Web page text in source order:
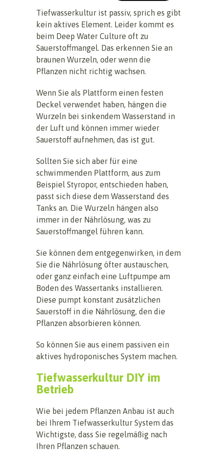
Tiefwasserkultur ist passiv, sprich es gibt
kein aktives Element. Leider kommt es
beim Deep Water Culture oft zu
Sauerstoffmangel. Das erkennen Sie an
braunen Wurzeln, oder wenn die
Pflanzen nicht richtig wachsen.
Wenn Sie als Plattform einen festen
Deckel verwendet haben, hängen die
Wurzeln bei sinkendem Wasserstand in
der Luft und können immer wieder
Sauerstoff aufnehmen, das ist gut.
Sollten Sie sich aber für eine
schwimmenden Plattform, aus zum
Beispiel Styropor, entschieden haben,
passt sich diese dem Wasserstand des
Tanks an. Die Wurzeln hängen also
immer in der Nährlösung, was zu
Sauerstoffmangel führen kann.
Sie können dem entgegenwirken, in dem
Sie die Nährlösung öfter austauschen,
oder ganz einfach eine Luftpumpe am
Boden des Wassertanks installieren.
Diese pumpt konstant zusätzlichen
Sauerstoff in die Nährlösung, den die
Pflanzen absorbieren können.
So können Sie aus einem passiven ein
aktives hydroponisches System machen.
Tiefwasserkultur DIY im
Betrieb
Wie bei jedem Pflanzen Anbau ist auch
bei Ihrem Tiefwasserkultur System das
Wichtigste, dass Sie regelmäßig nach
Ihren Pflanzen schauen.